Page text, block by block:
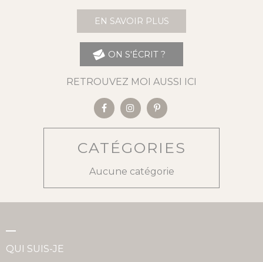
EN SAVOIR PLUS
ON S'ÉCRIT ?
RETROUVEZ MOI AUSSI ICI
CATÉGORIES
Aucune catégorie
QUI SUIS-JE